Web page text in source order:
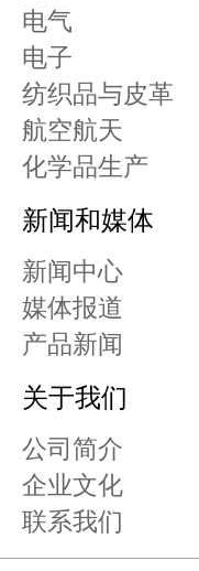
电气
电子
纺织品与皮革
航空航天
化学品生产
新闻和媒体
新闻中心
媒体报道
产品新闻
关于我们
公司简介
企业文化
联系我们